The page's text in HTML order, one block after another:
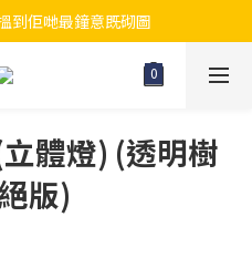
砌圖
到佢哋最鐘意既砌圖
楊砌圖
體燈) (透明樹
版)